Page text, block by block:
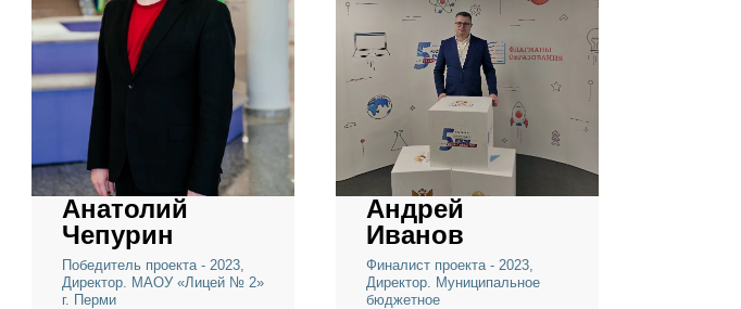
Альфира
Ягьяева
Финалист проекта - 2024,
директор. КОУ «Сургутская
школа для обучающихся с
Анастасия
Скобелкина
Финалист проекта - 2024,
Заместитель директора по
учебно-воспитательной
работе. МБОУ «СОШ №45»